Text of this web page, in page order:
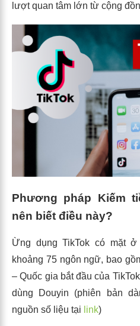
lượt quan tâm lớn từ cộng
Phương pháp Kiếm
nên biết điều này?
Ừng dụng TikTok có mặt
khoảng 75 ngôn ngữ, bao
– Quốc gia bắt đầu của
dùng Douyin (phiên bản
nguồn số liệu tại link)